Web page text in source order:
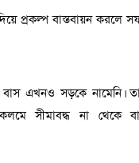
প্রকল্প বাস্তবায়ন করলে
এখনও সড়কে নামেনি।
সীমাবদ্ধ না থেকে